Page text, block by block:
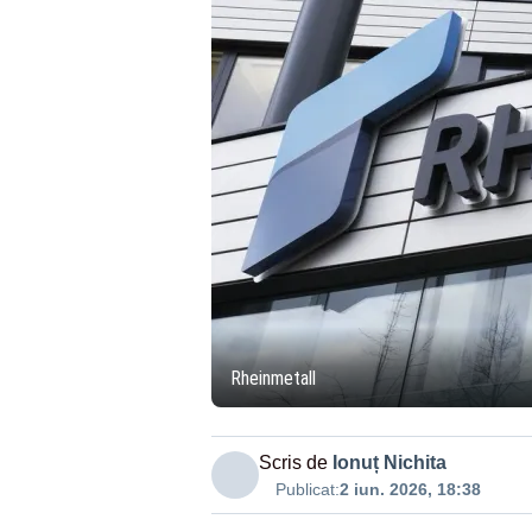
Rheinmetall
Scris de Ionuț Nichita
Publicat:2 iun. 2026, 18:38